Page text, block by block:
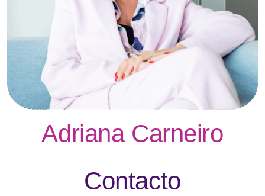
Adriana Carneiro
Contacto